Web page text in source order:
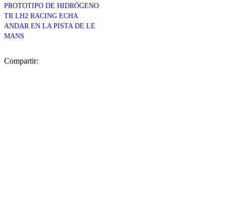
PROTOTIPO DE HIDRÓGENO
TR LH2 RACING ECHA
ANDAR EN LA PISTA DE LE
MANS
Compartir: